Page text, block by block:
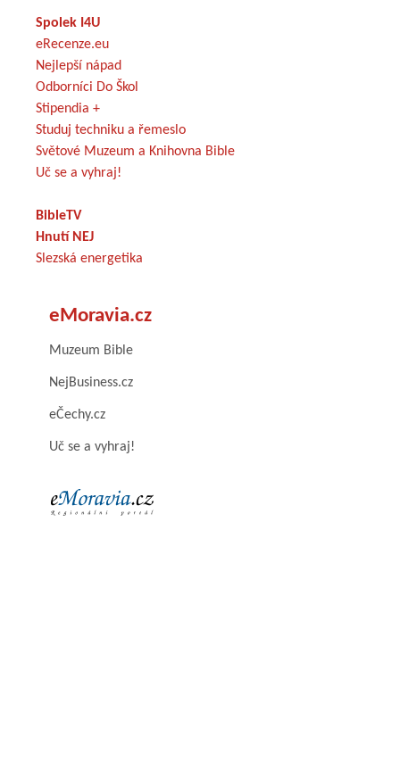
Spolek I4U
eRecenze.eu
Nejlepší nápad
Odborníci Do Škol
Stipendia +
Studuj techniku a řemeslo
Světové Muzeum a Knihovna Bible
Uč se a vyhraj!
BibleTV
Hnutí NEJ
Slezská energetika
eMoravia.cz
Muzeum Bible
NejBusiness.cz
eČechy.cz
Uč se a vyhraj!